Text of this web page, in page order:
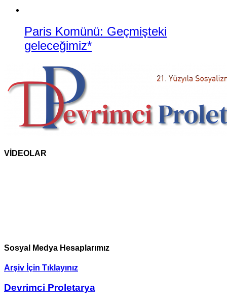
Paris Komünü: Geçmişteki
geleceğimiz*
VİDEOLAR
Sosyal Medya Hesaplarımız
Arşiv İçin Tıklayınız
Devrimci Proletarya